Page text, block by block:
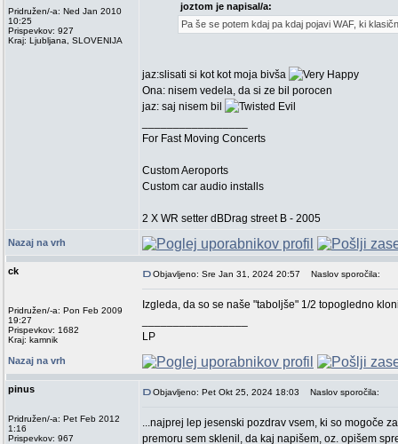
Pridružen/-a: Ned Jan 2010
10:25
Prispevkov: 927
Kraj: Ljubljana, SLOVENIJA
joztom je napisal/a:
Pa še se potem kdaj pa kdaj pojavi WAF, ki
jaz:slisati si kot kot moja bivša
Ona: nisem vedela, da si ze bil porocen
jaz: saj nisem bil
For Fast Moving Concerts
Custom Aeroports
Custom car audio installs
2 X WR setter dBDrag street B - 2005
Nazaj na vrh
ck
Pridružen/-a: Pon Feb 2009
19:27
Prispevkov: 1682
Kraj: kamnik
Objavljeno: Sre Jan 31, 2024 20:57 Naslov sporočila:
Izgleda, da so se naše "taboljše" 1/2 topogledno
LP
Nazaj na vrh
pinus
Pridružen/-a: Pet Feb 2012
1:16
Prispevkov: 967
Objavljeno: Pet Okt 25, 2024 18:03 Naslov sporočila:
...najprej lep jesenski pozdrav vsem, ki so mogoče
premoru sem sklenil, da kaj napišem, oz. opišem